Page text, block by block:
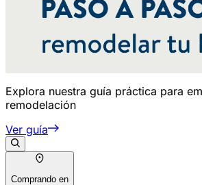
Explora nuestra guía práctica para
remodelación
Ver guía
Comprando en